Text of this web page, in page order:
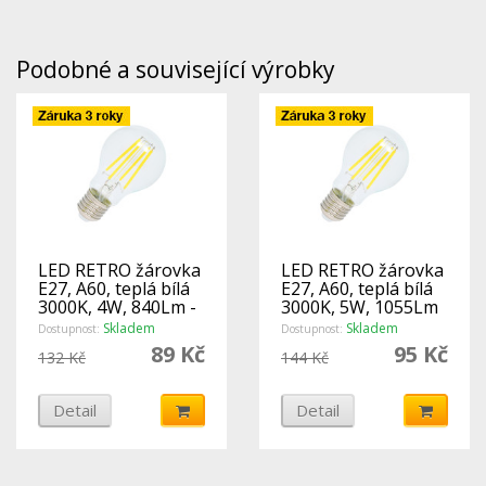
Podobné a související výrobky
LED RETRO žárovka
E27, A60, teplá bílá
3000K, 4W, 840Lm -
Ecolite
Dostupnost: Skladem
89 Kč
132 Kč
Detail
LED RETRO žárovka
E27, A60, teplá bílá
3000K, 5W, 1055Lm
- Ecolite
Dostupnost: Skladem
95 Kč
144 Kč
Detail